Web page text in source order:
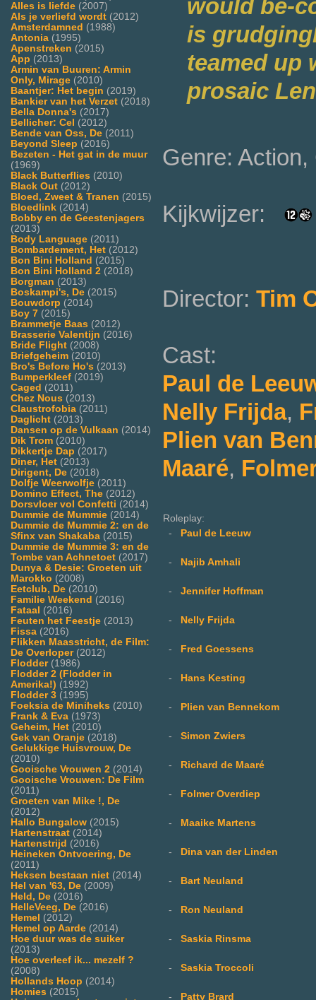
Alles is liefde (2007)
Als je verliefd wordt (2012)
Amsterdamned (1988)
Antonia (1995)
Apenstreken (2015)
App (2013)
Armin van Buuren: Armin
Only, Mirage (2010)
Baantjer: Het begin (2019)
Bankier van het Verzet (2018)
Bella Donna's (2017)
Bellicher: Cel (2012)
Bende van Oss, De (2011)
Beyond Sleep (2016)
Bezeten - Het gat in de muur
(1969)
Black Butterflies (2010)
Black Out (2012)
Bloed, Zweet & Tranen (2015)
Bloedlink (2014)
Bobby en de Geestenjagers
(2013)
Body Language (2011)
Bombardement, Het (2012)
Bon Bini Holland (2015)
Bon Bini Holland 2 (2018)
Borgman (2013)
Boskampi's, De (2015)
Bouwdorp (2014)
Boy 7 (2015)
Brammetje Baas (2012)
Brasserie Valentijn (2016)
Bride Flight (2008)
Briefgeheim (2010)
Bro's Before Ho's (2013)
Bumperkleef (2019)
Caged (2011)
Chez Nous (2013)
Claustrofobia (2011)
Daglicht (2013)
Dansen op de Vulkaan (2014)
Dik Trom (2010)
Dikkertje Dap (2017)
Diner, Het (2013)
Dirigent, De (2018)
Dolfje Weerwolfje (2011)
Domino Effect, The (2012)
Dorsvloer vol Confetti (2014)
Dummie de Mummie (2014)
Dummie de Mummie 2: en de
Sfinx van Shakaba (2015)
Dummie de Mummie 3: en de
Tombe van Achnetoet (2017)
Dunya & Desie: Groeten uit
Marokko (2008)
Eetclub, De (2010)
Familie Weekend (2016)
Fataal (2016)
Feuten het Feestje (2013)
Fissa (2016)
Flikken Maasstricht, de Film:
De Overloper(2012)
Flodder(1986)
Flodder 2 (Flodder in
Amerika!) (1992)
Flodder 3 (1995)
Foeksia de Miniheks (2010)
Frank & Eva (1973)
Geheim, Het (2010)
Gek van Oranje (2018)
Gelukkige Huisvrouw, De
(2010)
Gooische Vrouwen 2 (2014)
Gooische Vrouwen: De Film
(2011)
Groeten van Mike !, De
(2012)
Hallo Bungalow (2015)
Hartenstraat (2014)
Hartenstrijd (2016)
Heineken Ontvoering, De
(2011)
Heksen bestaan niet (2014)
Hel van '63, De (2009)
Held, De (2016)
HelleVeeg, De (2016)
Hemel (2012)
Hemel op Aarde (2014)
Hoe duur was de suiker
(2013)
Hoe overleef ik... mezelf ?
(2008)
Hollands Hoop (2014)
Homies (2015)
would be-
is
teamed up
prosaic
Genre: Action,
Kijkwijzer:
Director: Tim
Cast:
Paul de
Nelly Frijda,
Plien van
Maaré,
Roleplay:
-
Paul de Leeuw
- Najib Amhali
- Jennifer Hoffman
- Nelly Frijda
- Fred Goessens
- Hans Kesting
- Plien van Bennekom
- Simon Zwiers
- Richard de Maaré
- Folmer Overdiep
- Maaike Martens
- Dina van der Linden
- Bart Neuland
- Ron Neuland
- Saskia Rinsma
- Saskia Troccoli
- Patty Brard